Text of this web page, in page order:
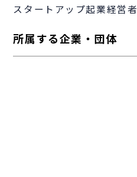
スタートアップ起業経営者
所属する企業・団体